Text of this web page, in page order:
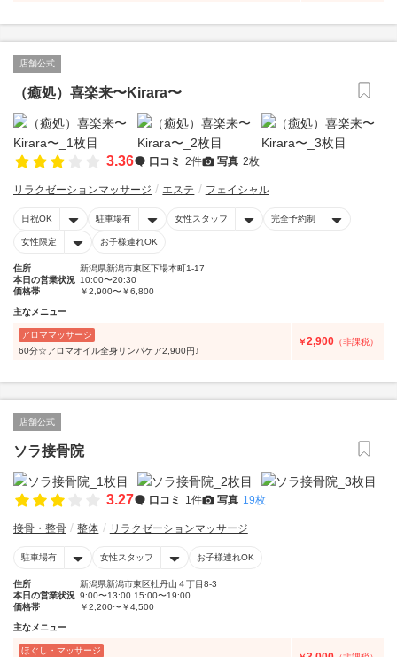
店舗公式
（癒処）喜楽来〜Kirara〜
3.36 口コミ 2件 写真 2枚
リラクゼーションマッサージ エステ フェイシャル
日祝OK 駐車場有 女性スタッフ 完全予約制
女性限定 お子様連れOK
住所
新潟県新潟市東区下場本町1-17
本日の営業状況 10:00〜20:30
価格帯
￥2,900〜￥6,800
主なメニュー
アロママッサージ
60分☆アロマオイル全身リンパケア2,900円♪
￥2,900 （非課税）
店舗公式
ソラ接骨院
3.27 口コミ 1件 写真 19枚
接骨・整骨 整体 リラクゼーションマッサージ
駐車場有 女性スタッフ お子様連れOK
住所
新潟県新潟市東区牡丹山４丁目8-3
本日の営業状況 9:00〜13:00 15:00〜19:00
価格帯
￥2,200〜￥4,500
主なメニュー
ほぐし・マッサージ